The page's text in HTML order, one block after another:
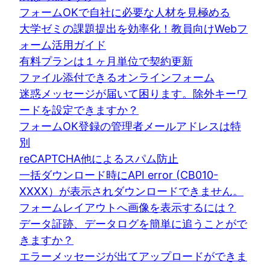
フォームOKで自社に必要な人材を見極める
大学ゼミの課題提出を効率化！教員向けWebフ
ォーム活用ガイド
有料プランは１ヶ月単位で契約更新
ファイル添付できるオンラインフォーム
迷惑メッセージが届いて困ります。除外キーワ
ードを設定できますか？
フォームOK登録の管理者メールアドレスは特
別
reCAPTCHA他によるスパム防止
一括ダウンロード時にAPI error (CB010-
XXXX）が表示されダウンロードできません。
フォームレイアウトへ画像を表示するには？
データ証跡、データログを簡単に追うことがで
きますか？
エラーメッセージが出てアップロードができま